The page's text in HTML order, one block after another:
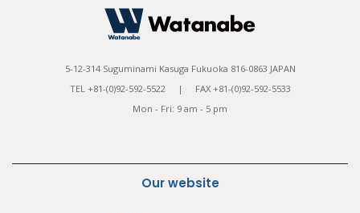
5-12-314 Suguminami Kasuga Fukuoka 816-0863 JAPAN
TEL +81-(0)92-592-5522 | FAX +81-(0)92-592-5533
Mon - Fri: 9 am - 5 pm
Our website